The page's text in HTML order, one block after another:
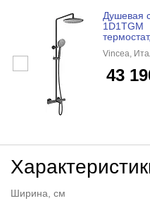
Душевая
1D1TGM
Vincea,
43
Ширина, см